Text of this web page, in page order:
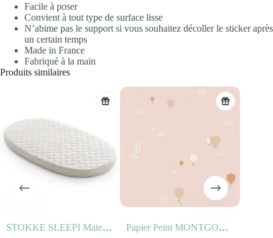
Facile à poser
Convient à tout type de surface lisse
N’abime pas le support si vous souhaitez décoller le sticker après
un certain temps
Made in France
Fabriqué à la main
Produits similaires
STOKKE SLEEPI Matelas du lit Bed V2
Papier Peint MONTGOLFIERES